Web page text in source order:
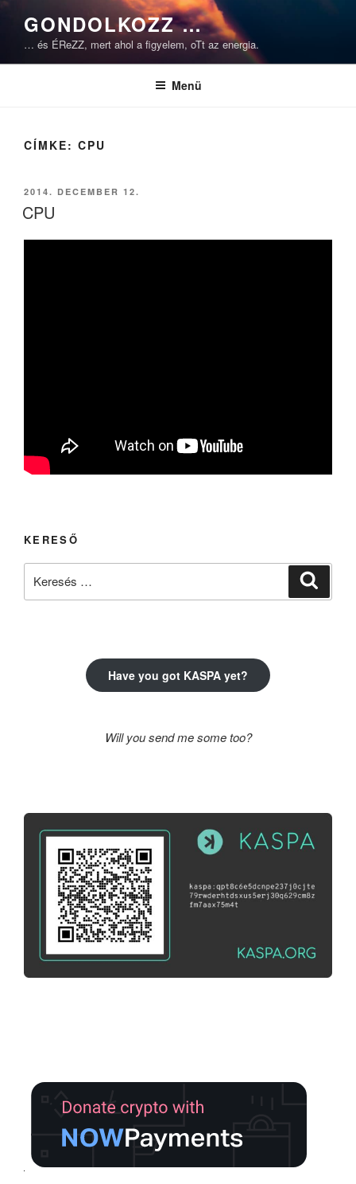
Tartalomhoz
GONDOLKOZZ …
… és ÉReZZ, mert ahol a figyelem, oTt az energia.
Menü
CÍMKE: CPU
BEKÜLDVE:
2014. DECEMBER 12.
CPU
KERESŐ
Have you got KASPA yet?
Will you send me some too?